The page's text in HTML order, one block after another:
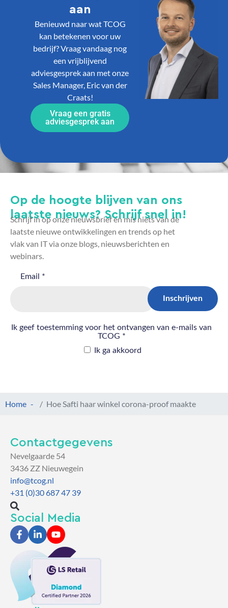
aan
Benieuwd naar wat TCOG
kan betekenen voor uw
bedrijf? Vraag vandaag nog
een vrijblijvend
adviesgesprek aan met onze
Sales Manager, Eric van der
Craats!
Vraag een gratis
adviesgesprek aan
Op de hoogte blijven van ons
laatste nieuws? Schrijf snel in!
Schrijf in op onze nieuwsbrief en mis niets van de
laatste nieuwe ontwikkelingen en trends op het
vlak van IT via onze blogs, nieuwsberichten en
webinars.
Home Hoe Safti haar winkel corona-proof maakte
Contactgegevens
Nevelgaarde 54
3436 ZZ Nieuwegein
info@tcog.nl
+31 (0)30 687 47 39
Social Media